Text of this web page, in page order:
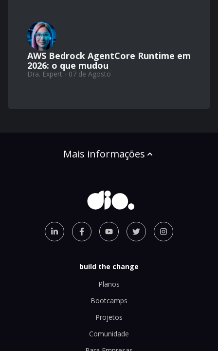
AWS Bedrock AgentCore Runtime em
2026: o que mudou
Dra. Expert - 07 de Agosto
Mais informações
build the change
Planos
Bootcamps
Projetos
Comunidade